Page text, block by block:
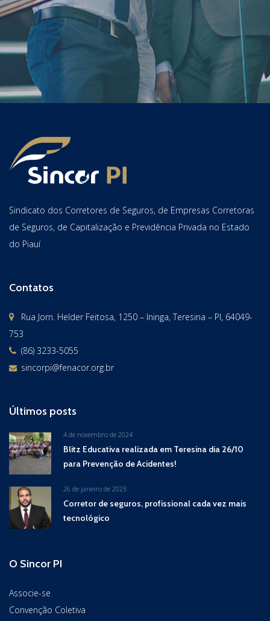
Sindicato dos Corretores de Seguros, de Empresas Corretoras
de Seguros, de Capitalização e Previdência Privada no Estado
do Piauí
Contatos
Rua Jorn. Helder Feitosa, 1250 – Ininga, Teresina – PI, 64049-
753
(86) 3233-5055
sincorpi@fenacor.org.br
Últimos posts
4 de novembro de 2024
Blitz Educativa realizada em Teresina dia 26/10
para Prevenção de Acidentes!
26 de janeiro de 2023
Corretor de seguros, profissional cada vez mais
tecnológico
O Sincor PI
Associe-se
Convenção Coletiva